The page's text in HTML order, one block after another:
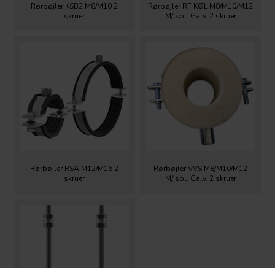
Rørbøjler KSB2 M8/M10 2
skruer
Rørbøjler RF KØL M8/M10/M12
M/isol. Galv. 2 skruer
Rørbøjler RSA M12/M16 2
skruer
Rørbøjler VVS M8/M10/M12
M/isol. Galv. 2 skruer